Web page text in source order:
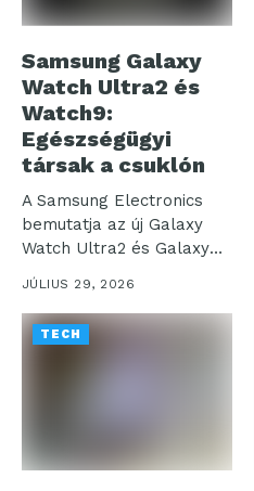
Samsung Galaxy
Watch Ultra2 és
Watch9:
Egészségügyi
társak a csuklón
A Samsung Electronics
bemutatja az új Galaxy
Watch Ultra2 és Galaxy
Watch9...
JÚLIUS 29, 2026
TECH